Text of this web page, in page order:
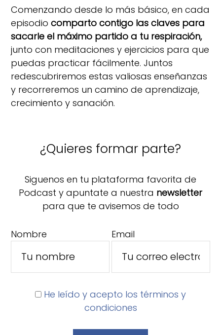
Comenzando desde lo más básico, en cada
episodiocomparto contigo las claves para
sacarle el máximo partido a tu respiración,
junto con meditaciones y ejercicios para que
puedas practicar fácilmente. Juntos
redescubriremos estas valiosas enseñanzas
y recorreremos un camino de aprendizaje,
crecimiento y sanación.
¿Quieres formar parte?
Siguenos en tu plataforma favorita de
Podcast y apuntate a nuestra newsletter
para que te avisemos de todo
Nombre Email
He leído y acepto los términos y
condiciones